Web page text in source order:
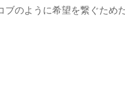
ブのように希望を繋ぐた